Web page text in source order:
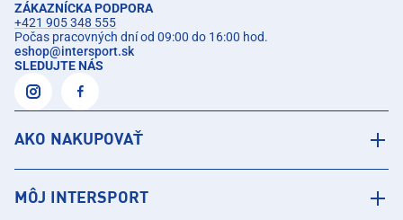
ZÁKAZNÍCKA PODPORA
+421 905 348 555
Počas pracovných dní od 09:00 do 16:00 hod.
eshop@intersport.sk
SLEDUJTE NÁS
AKO NAKUPOVAŤ
MÔJ INTERSPORT